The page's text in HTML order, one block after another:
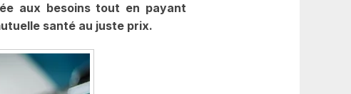
aux besoins tout en payant
santé au juste prix.